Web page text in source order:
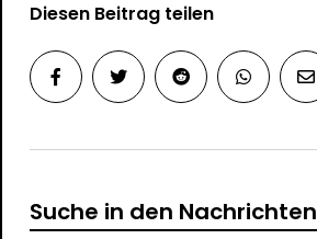
Diesen Beitrag teilen
Suche in den Nachrichten